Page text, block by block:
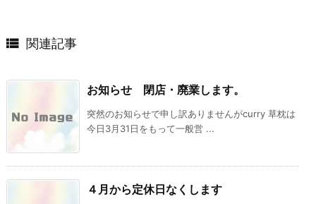
 関連記事
お知らせ 閉店・廃業します。
突然のお知らせで申し訳ありませんがcurry 草枕は
今日3月31日をもって一般営 ...
４月から定休日なくします